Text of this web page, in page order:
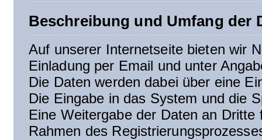
Beschreibung und Umfang der
Auf unserer Internetseite bieten wir
Einladung per Email und unter
Die Daten werden dabei über eine
Die Eingabe in das System und die
Eine Weitergabe der Daten an
Rahmen des